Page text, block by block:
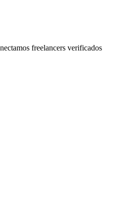
freelancers verificados